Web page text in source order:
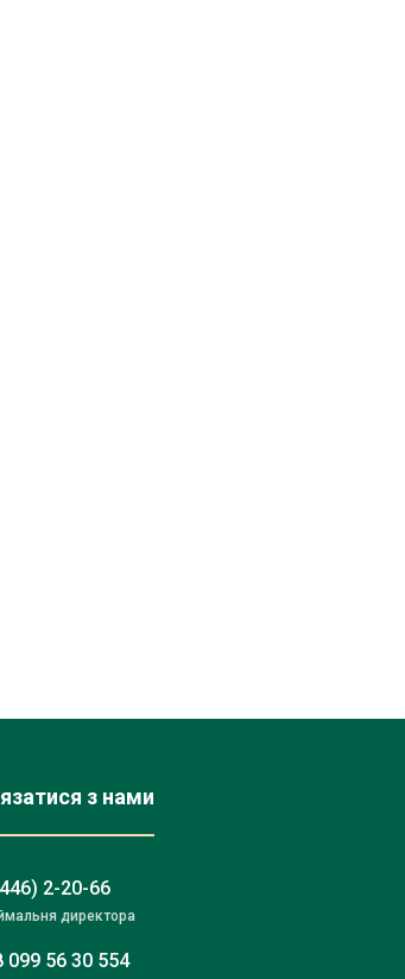
з нами
2-20-66
директора
099 56 30 554